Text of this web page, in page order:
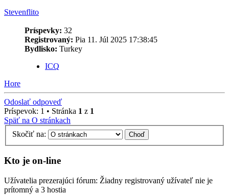
Stevenflito
Príspevky: 32
Registrovaný: Pia 11. Júl 2025 17:38:45
Bydlisko: Turkey
ICQ
Hore
Odoslať odpoveď
Príspevok: 1 • Stránka 1 z 1
Späť na O stránkach
Skočiť na:
Kto je on-line
Užívatelia prezerajúci fórum: Žiadny registrovaný užívateľ nie je
prítomný a 3 hostia